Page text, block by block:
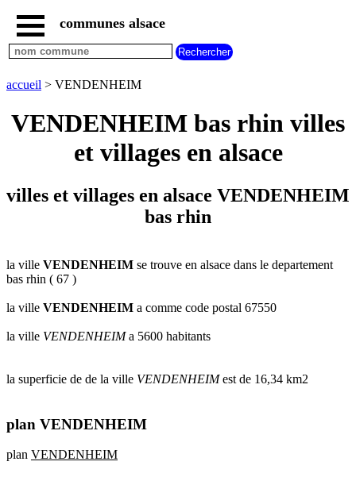
accueil
villes
rhin
commencant
A B C E F
G
L M
N
V
W X Y Z
par
A B C D
H
I J K L M
N
communes alsace
accueil > VENDENHEIM
VENDENHEIM bas rhin villes
et villages en alsace
villes et villages en alsace VENDENHEIM
bas rhin
la ville VENDENHEIM se trouve en alsace dans le departement
bas rhin ( 67 )
la ville VENDENHEIM a comme code postal 67550
la ville VENDENHEIMa 5600 habitants
la superficie de de la ville VENDENHEIMest de 16,34 km2
plan VENDENHEIM
plan VENDENHEIM